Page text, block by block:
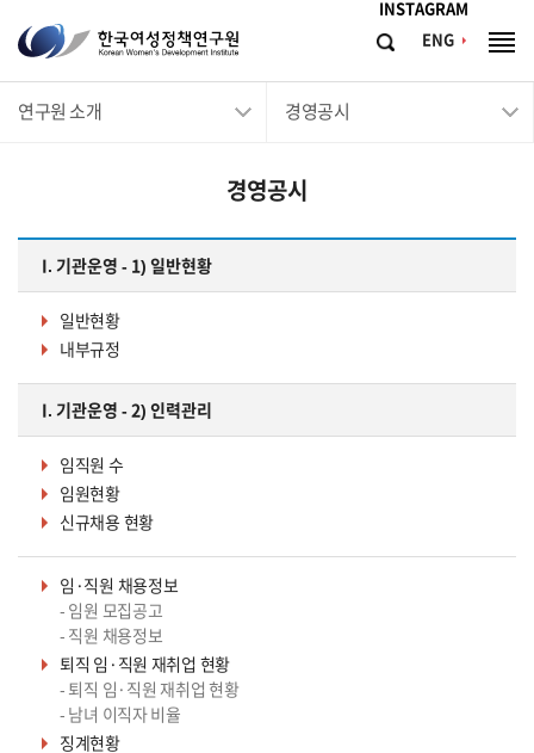
INSTAGRAM
ENG
한
국
여
연
구
원
Korean
Development
Institute
검
체
연구원 소개 경영공시
경영공시
I. 기관운영 - 1) 일반현황
일반현황
내부규정
I. 기관운영 - 2) 인력관리
임직원 수
임원현황
신규채용 현황
임·직원 채용정보
- 임원 모집공고
- 직원 채용정보
퇴직 임·직원 재취업 현황
- 퇴직 임·직원 재취업 현황
- 남녀 이직자 비율
징계현황